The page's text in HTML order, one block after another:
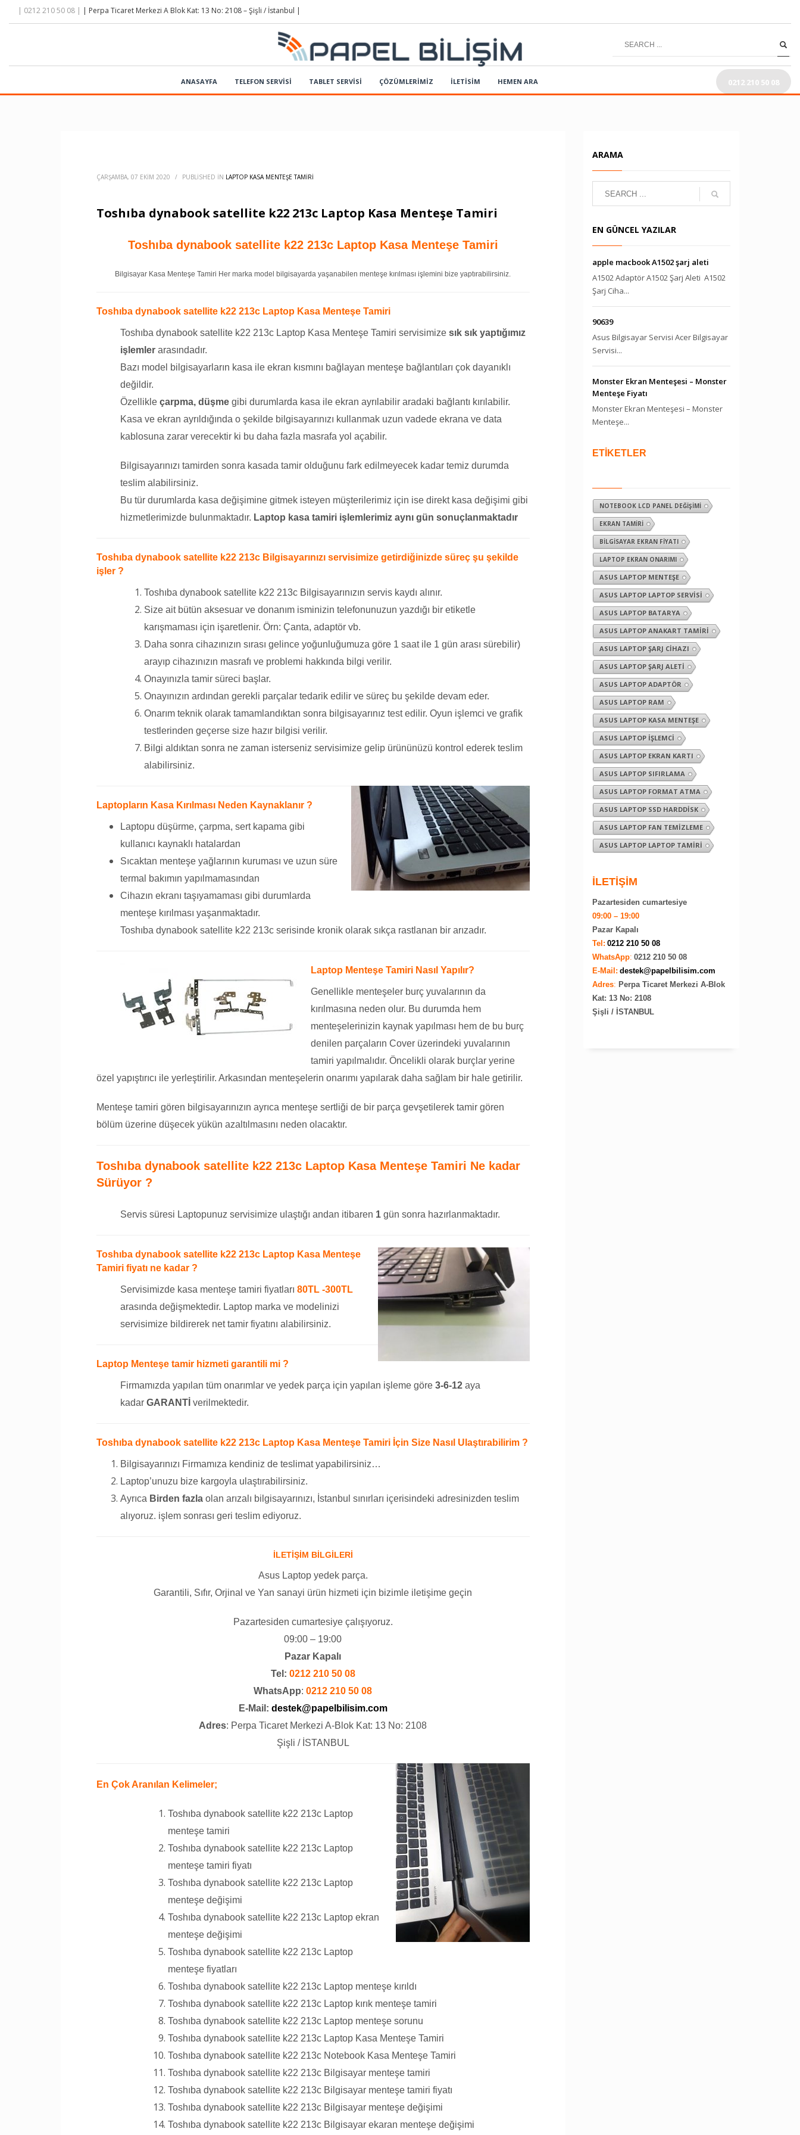
| 0212 210 50 08 | | Perpa Ticaret Merkezi A Blok Kat: 13 No: 2108 – Şişli / İstanbul |
ANASAYFA TELEFON SERVİSİ TABLET SERVİSİ ÇÖZÜMLERIMIZ İLETİSİM HEMEN ARA 0212 210 50 08
ÇARŞAMBA, 07 EKIM 2020 / PUBLISHED IN LAPTOP KASA MENTEŞE TAMIRI
Toshıba dynabook satellite k22 213c Laptop Kasa Menteşe Tamiri
Toshıba dynabook satellite k22 213c Laptop Kasa Menteşe Tamiri
Bilgisayar Kasa Menteşe Tamiri Her marka model bilgisayarda yaşanabilen menteşe kırılması işlemini bize yaptırabilirsiniz.
Toshıba dynabook satellite k22 213c Laptop Kasa Menteşe Tamiri
Toshıba dynabook satellite k22 213c Laptop Kasa Menteşe Tamiri servisimize sık sık yaptığımız
işlemler arasındadır.
Bazı model bilgisayarların kasa ile ekran kısmını bağlayan menteşe bağlantıları çok dayanıklı
değildir.
Özellikle çarpma, düşme gibi durumlarda kasa ile ekran ayrılabilir aradaki bağlantı kırılabilir.
Kasa ve ekran ayrıldığında o şekilde bilgisayarınızı kullanmak uzun vadede ekrana ve data
kablosuna zarar verecektir ki bu daha fazla masrafa yol açabilir.
Bilgisayarınızı tamirden sonra kasada tamir olduğunu fark edilmeyecek kadar temiz durumda
teslim alabilirsiniz.
Bu tür durumlarda kasa değişimine gitmek isteyen müşterilerimiz için ise direkt kasa değişimi gibi
hizmetlerimizde bulunmaktadır. Laptop kasa tamiri işlemlerimiz aynı gün sonuçlanmaktadır
Toshıba dynabook satellite k22 213c Bilgisayarınızı servisimize getirdiğinizde süreç şu şekilde
işler ?
Toshıba dynabook satellite k22 213c Bilgisayarınızın servis kaydı alınır.
Size ait bütün aksesuar ve donanım isminizin telefonunuzun yazdığı bir etiketle
karışmaması için işaretlenir. Örn: Çanta, adaptör vb.
Daha sonra cihazınızın sırası gelince yoğunluğumuza göre 1 saat ile 1 gün arası sürebilir)
arayıp cihazınızın masrafı ve problemi hakkında bilgi verilir.
Onayınızla tamir süreci başlar.
Onayınızın ardından gerekli parçalar tedarik edilir ve süreç bu şekilde devam eder.
Onarım teknik olarak tamamlandıktan sonra bilgisayarınız test edilir. Oyun işlemci ve grafik
testlerinden geçerse size hazır bilgisi verilir.
Bilgi aldıktan sonra ne zaman isterseniz servisimize gelip ürününüzü kontrol ederek teslim
alabilirsiniz.
Laptopların Kasa Kırılması Neden Kaynaklanır ?
Laptopu düşürme, çarpma, sert kapama gibi
kullanıcı kaynaklı hatalardan
Sıcaktan menteşe yağlarının kuruması ve uzun süre
termal bakımın yapılmamasından
Cihazın ekranı taşıyamaması gibi durumlarda
menteşe kırılması yaşanmaktadır.
Toshıba dynabook satellite k22 213c serisinde kronik olarak sıkça rastlanan bir arızadır.
Laptop Menteşe Tamiri Nasıl Yapılır?
Genellikle menteşeler burç yuvalarının da
kırılmasına neden olur. Bu durumda hem
menteşelerinizin kaynak yapılması hem de bu burç
denilen parçaların Cover üzerindeki yuvalarının
tamiri yapılmalıdır. Öncelikli olarak burçlar yerine
özel yapıştırıcı ile yerleştirilir. Arkasından menteşelerin onarımı yapılarak daha sağlam bir hale getirilir.
Menteşe tamiri gören bilgisayarınızın ayrıca menteşe sertliği de bir parça gevşetilerek tamir gören
bölüm üzerine düşecek yükün azaltılmasını neden olacaktır.
Toshıba dynabook satellite k22 213c Laptop Kasa Menteşe Tamiri Ne kadar
Sürüyor ?
Servis süresi Laptopunuz servisimize ulaştığı andan itibaren 1 gün sonra hazırlanmaktadır.
Toshıba dynabook satellite k22 213c Laptop Kasa Menteşe
Tamiri fiyatı ne kadar ?
Servisimizde kasa menteşe tamiri fiyatları 80TL -300TL
arasında değişmektedir. Laptop marka ve modelinizi
servisimize bildirerek net tamir fiyatını alabilirsiniz.
Laptop Menteşe tamir hizmeti garantili mi ?
Firmamızda yapılan tüm onarımlar ve yedek parça için yapılan işleme göre 3-6-12 aya
kadar GARANTİ verilmektedir.
Toshıba dynabook satellite k22 213c Laptop Kasa Menteşe Tamiri İçin Size Nasıl Ulaştırabilirim ?
Bilgisayarınızı Firmamıza kendiniz de teslimat yapabilirsiniz…
Laptop’unuzu bize kargoyla ulaştırabilirsiniz.
Ayrıca Birden fazla olan arızalı bilgisayarınızı, İstanbul sınırları içerisindeki adresinizden teslim
alıyoruz. işlem sonrası geri teslim ediyoruz.
İLETİŞİM BİLGİLERİ
Asus Laptop yedek parça.
Garantili, Sıfır, Orjinal ve Yan sanayi ürün hizmeti için bizimle iletişime geçin
Pazartesiden cumartesiye çalışıyoruz.
09:00 – 19:00
Pazar Kapalı
Tel: 0212 210 50 08
WhatsApp:0212 210 50 08
E-Mail: destek@papelbilisim.com
Adres: Perpa Ticaret Merkezi A-Blok Kat: 13 No: 2108
Şişli / İSTANBUL
En Çok Aranılan Kelimeler;
Toshıba dynabook satellite k22 213c Laptop
menteşe tamiri
Toshıba dynabook satellite k22 213c Laptop
menteşe tamiri fiyatı
Toshıba dynabook satellite k22 213c Laptop
menteşe değişimi
Toshıba dynabook satellite k22 213c Laptop ekran
menteşe değişimi
Toshıba dynabook satellite k22 213c Laptop
menteşe fiyatları
Toshıba dynabook satellite k22 213c Laptop menteşe kırıldı
Toshıba dynabook satellite k22 213c Laptop kırık menteşe tamiri
Toshıba dynabook satellite k22 213c Laptop menteşe sorunu
Toshıba dynabook satellite k22 213c Laptop Kasa Menteşe Tamiri
Toshıba dynabook satellite k22 213c Notebook Kasa Menteşe Tamiri
Toshıba dynabook satellite k22 213c Bilgisayar menteşe tamiri
Toshıba dynabook satellite k22 213c Bilgisayar menteşe tamiri fiyatı
Toshıba dynabook satellite k22 213c Bilgisayar menteşe değişimi
Toshıba dynabook satellite k22 213c Bilgisayar ekaran menteşe değişimi
ARAMA
EN GÜNCEL YAZILAR
apple macbook A1502 şarj aleti
A1502 Adaptör A1502 Şarj Aleti A1502
Şarj Ciha...
90639
Asus Bilgisayar Servisi Acer Bilgisayar
Servisi...
Monster Ekran Menteşesi – Monster
Menteşe Fiyatı
Monster Ekran Menteşesi – Monster
Menteşe...
ETİKETLER
NOTEBOOK LCD PANEL DEĞIŞIMI
EKRAN TAMIRI
BILGISAYAR EKRAN FIYATI
LAPTOP EKRAN ONARIMI
ASUS LAPTOP MENTEŞE
ASUS LAPTOP LAPTOP SERVISI
ASUS LAPTOP BATARYA
ASUS LAPTOP ANAKART TAMIRI
ASUS LAPTOP ŞARJ CIHAZI
ASUS LAPTOP ŞARJ ALETI
ASUS LAPTOP ADAPTÖR
ASUS LAPTOP RAM
ASUS LAPTOP KASA MENTEŞE
ASUS LAPTOP İŞLEMCI
ASUS LAPTOP EKRAN KARTI
ASUS LAPTOP SIFIRLAMA
ASUS LAPTOP FORMAT ATMA
ASUS LAPTOP SSD HARDDISK
ASUS LAPTOP FAN TEMIZLEME
ASUS LAPTOP LAPTOP TAMIRI
İLETİŞİM
Pazartesiden cumartesiye
09:00 – 19:00
Pazar Kapalı
Tel: 0212 210 50 08
WhatsApp: 0212 210 50 08
E-Mail: destek@papelbilisim.com
Adres: Perpa Ticaret Merkezi A-Blok
Kat: 13 No: 2108
Şişli / İSTANBUL